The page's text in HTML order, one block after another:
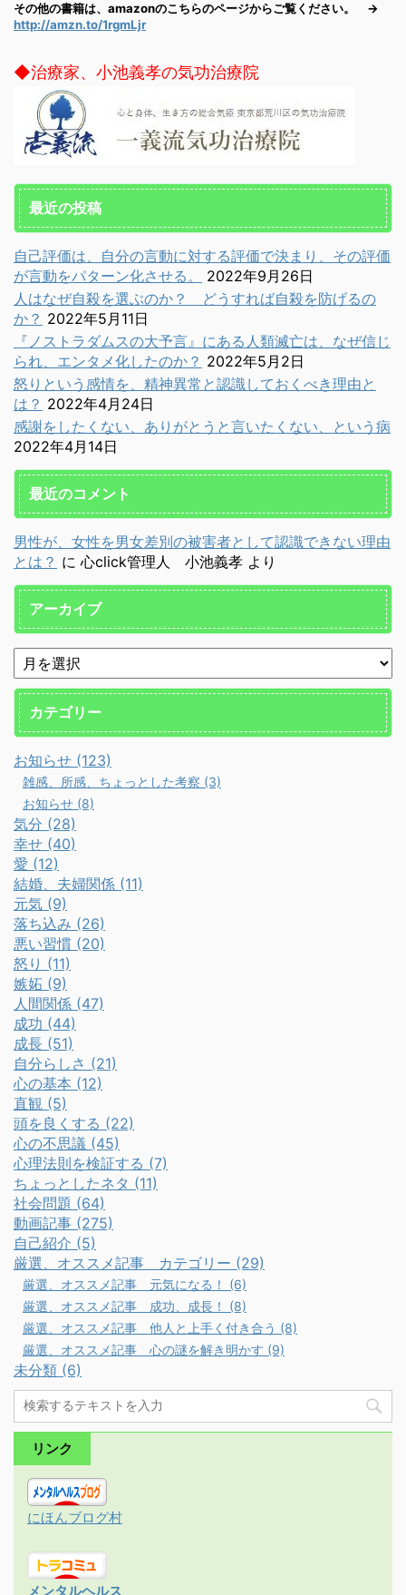
その他の書籍は、amazonのこちらのページからご覧ください。 →
http://amzn.to/1rgmLjr
◆治療家、小池義孝の気功治療院
最近の投稿
自己評価は、自分の言動に対する評価で決まり、その評価
が言動をパターン化させる。
2022年9月26日
人はなぜ自殺を選ぶのか？ どうすれば自殺を防げるの
か？ 2022年5月11日
『ノストラダムスの大予言』にある人類滅亡は、なぜ信じ
られ、エンタメ化したのか？ 2022年5月2日
怒りという感情を、精神異常と認識しておくべき理由と
は？ 2022年4月24日
感謝をしたくない、ありがとうと言いたくない、という病
2022年4月14日
最近のコメント
男性が、女性を男女差別の被害者として認識できない理由
とは？ に 心click管理人 小池義孝 より
アーカイブ
カテゴリー
お知らせ (123)
雑感、所感、ちょっとした考察 (3)
お知らせ (8)
気分 (28)
幸せ (40)
愛 (12)
結婚、夫婦関係 (11)
元気 (9)
落ち込み (26)
悪い習慣 (20)
怒り (11)
嫉妬 (9)
人間関係 (47)
成功 (44)
成長 (51)
自分らしさ (21)
心の基本 (12)
直観 (5)
頭を良くする (22)
心の不思議 (45)
心理法則を検証する (7)
ちょっとしたネタ (11)
社会問題 (64)
動画記事 (275)
自己紹介 (5)
厳選、オススメ記事 カテゴリー (29)
厳選、オススメ記事 元気になる！ (6)
厳選、オススメ記事 成功、成長！ (8)
厳選、オススメ記事 他人と上手く付き合う (8)
厳選、オススメ記事 心の謎を解き明かす (9)
未分類 (6)
リンク
にほんブログ村
メンタルヘルス